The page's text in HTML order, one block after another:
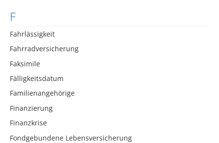
F
Fahrlässigkeit
Fahrradversicherung
Faksimile
Fälligkeitsdatum
Familienangehörige
Finanzierung
Finanzkrise
Fondgebundene Lebensversicherung